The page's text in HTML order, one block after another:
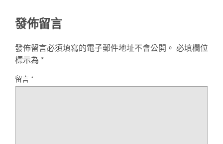
發佈留言
發佈留言必須填寫的電子郵件地址不會公開。 必填欄位
標示為 *
留言*